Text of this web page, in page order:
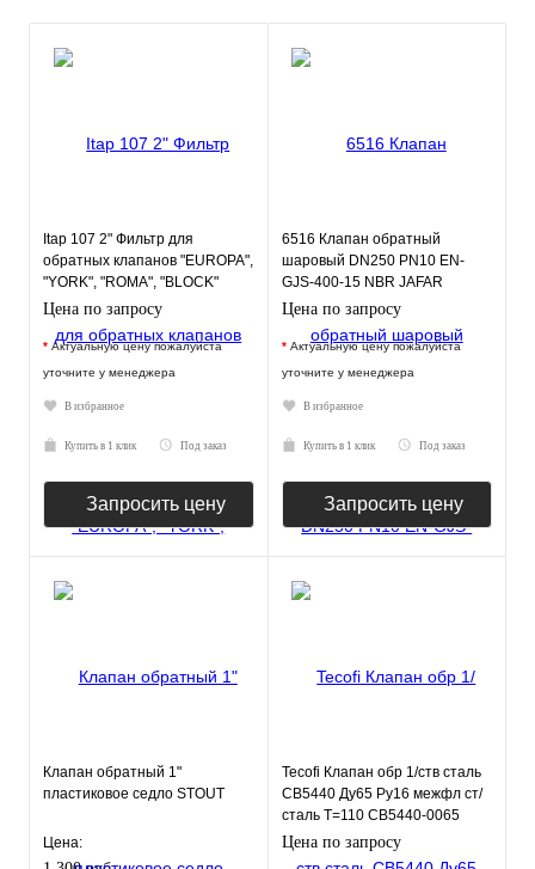
Itap 107 2" Фильтр для
обратных клапанов "EUROPA",
"YORK", "ROMA", "BLOCK"
Цена по запросу
* Актуальную цену пожалуйста
уточните у менеджера
В избранное
Купить в 1 клик Под заказ
Запросить цену
6516 Клапан обратный
шаровый DN250 PN10 EN-
GJS-400-15 NBR JAFAR
Цена по запросу
* Актуальную цену пожалуйста
уточните у менеджера
В избранное
Купить в 1 клик Под заказ
Запросить цену
Клапан обратный 1"
пластиковое седло STOUT
Цена:
Tecofi Клапан обр 1/ств сталь
CB5440 Ду65 Ру16 межфл ст/
сталь T=110 CB5440-0065
Tecofi
Цена по запросу